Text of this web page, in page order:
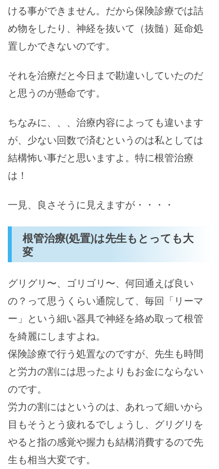
ける事ができません。だから保険診療では詰
め物をしたり、神経を抜いて（抜髄）延命処
置しかできないのです。
それを治療だと今日まで勘違いしていたのだ
と思うのが懸命です。
ちなみに、、、治療内容によっても違います
が、少ない回数で済むというのは私としては
結構怖い事だと思いますよ。特に根管治療
は！
一見、良さそうに見えますが・・・・
根管治療(処置)は先生もとっても大
変
グリグリ〜、ゴリゴリ〜、何回通えば良い
の？って思うくらい通院して、毎回「リーマ
ー」という細い器具で神経を絡め取って根管
を綺麗にしますよね。
保険診療で行う処置なのですが、先生も時間
と労力の割には思ったよりもお金にならない
のです。
労力の割にはというのは、あれって細いから
目もそうとう疲れるでしょうし、グリグリを
やると指の感覚や握力も結構消費するので先
生も相当大変です。